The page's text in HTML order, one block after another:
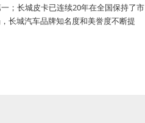
；长城皮卡已连续20年在全国保持了市
长城汽车品牌知名度和美誉度不断提